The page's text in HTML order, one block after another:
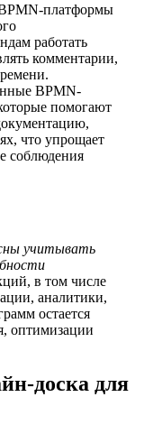
платформы
работать
комментарии,
BPMN-
помогают
что упрощает
соблюдения
учитывать
в том числе
аналитики,
остается
оптимизации
доска для